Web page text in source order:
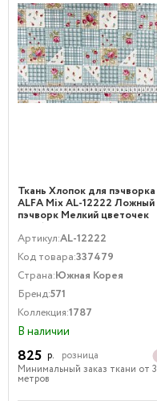
Ткань Хлопок для пэчворка
ALFA Mix AL-12222 Ложный
пэчворк Мелкий цветочек
Голубой
Артикул:AL-12222
Код товара:337479
Страна:Южная Корея
Бренд:571
Коллекция:1787
В наличии
825 р.
розница
Минимальный заказ ткани от 3
метров